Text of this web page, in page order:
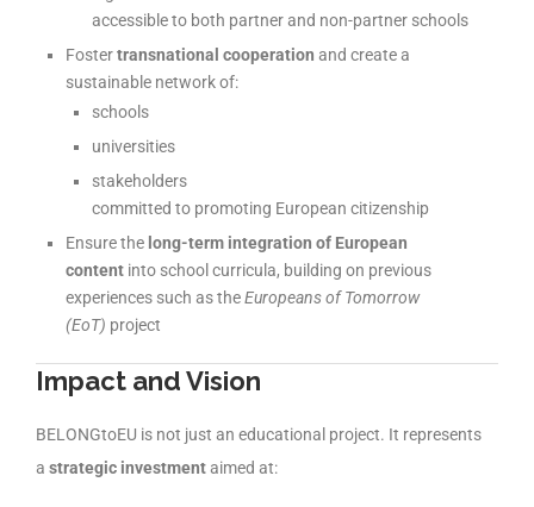
accessible to both partner and non-partner schools
Fostertransnational cooperation and create a
sustainable network of:
schools
universities
stakeholders
committed to promoting European citizenship
Ensure the long-term integration of European
content into school curricula, building on previous
experiences such as theEuropeans of Tomorrow
(EoT) project
Impact and Vision
BELONGtoEU is not just an educational project. It represents
a strategic investmentaimed at: